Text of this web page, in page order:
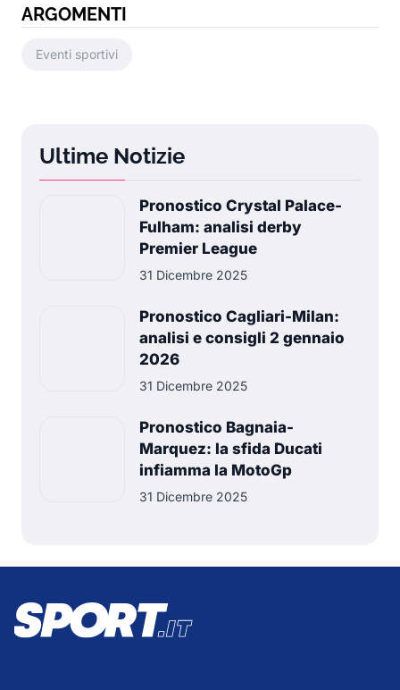
ARGOMENTI
Eventi sportivi
Ultime Notizie
Pronostico Crystal Palace-
Fulham: analisi derby
Premier League
31 Dicembre 2025
Pronostico Cagliari-Milan:
analisi e consigli 2 gennaio
2026
31 Dicembre 2025
Pronostico Bagnaia-
Marquez: la sfida Ducati
infiamma la MotoGp
31 Dicembre 2025